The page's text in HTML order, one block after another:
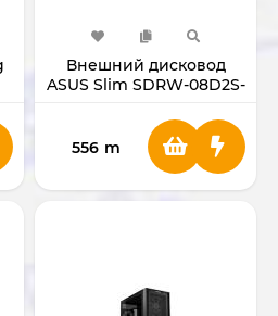
Внешний дисковод
ASUS Slim SDRW-08D2S-
556 m